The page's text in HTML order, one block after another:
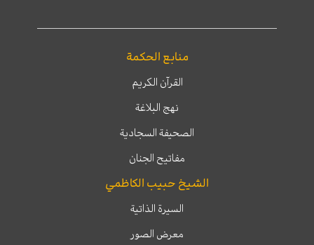
منابع الحكمة
القرآن الكريم
نهج البلاغة
الصحيفة السجادية
مفاتيح الجنان
الشيخ حبيب الكاظمي
السيرة الذاتية
معرض الصور